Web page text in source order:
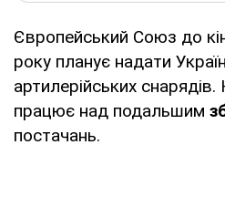
Європейський Союз до
року планує надати
артилерійських
працює над подальшим
постачань.